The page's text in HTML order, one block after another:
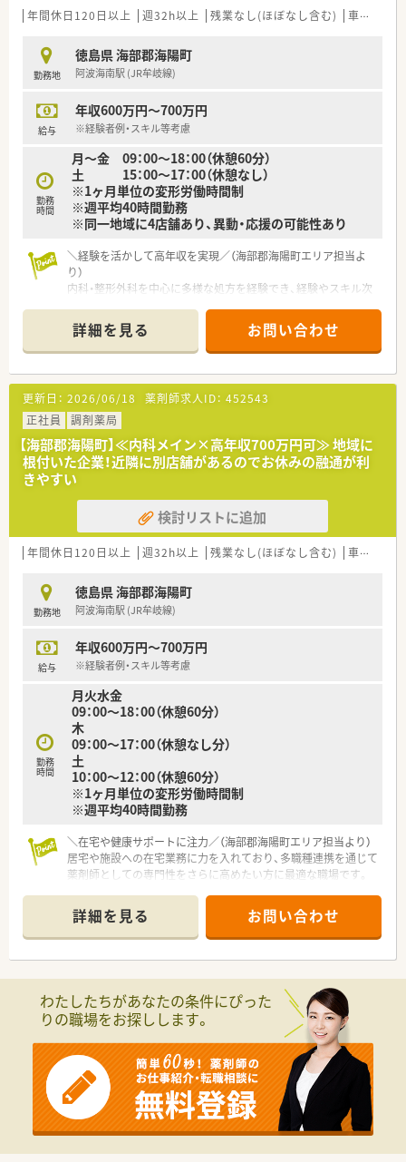
やスキルをしっかりと評価します。
予定が立てやすい環境です。
【こんな取り組みをしています】
し、最新の医療知識を共有しています。
■年に1回の学会参加を支援する研修制度を設けており、外部で
■保育料の補助制度や白衣の貸与など、従業員が働きやすい環境
を整えるための福利厚生が充実です。
年間休日120日以上 週32h以上 残業なし(ほぼなし含む) 車通勤可
勤務地
徳島県 海部郡海陽町
阿波海南駅 (JR牟岐線)
給与
年収600万円～700万円
※経験者例・スキル等考慮
勤務
時間
月～金 09：00～18：00（休憩60分）
土 15：00～17：00（休憩なし）
※1ヶ月単位の変形労働時間制
※週平均40時間勤務
※同一地域に4店舗あり、異動・応援の可能性あり
＼経験を活かして高年収を実現／（海部郡海陽町エリア担当よ
り）
内科・整形外科を中心に多様な処方を経験でき、経験やスキル次
＊------------------------------------------＊
【店舗情報と応需状況について】
■阿波海南駅から徒歩13分ほどの場所に位置し、内科や整形外
科の処方箋を1日平均40枚ほど応需しております。
■ドライブスルー対応やバリアフリー設計を採用し、患者様が安
全で快適にご利用いただける環境を整えております。
■施設や個人宅への在宅対応にも力を入れており、地域に根差し
た医療サービスを幅広く展開している調剤薬局です。
【法人特徴について】
■同エリア内に複数の系列店舗を展開しており、安定した経営基
盤を持ち地域に密着した運営を行っている法人です。
■従業員の働きやすさを重視しており、有給休暇の取得率が高く
離職率も低いため長く安心して勤務いただけます。
貢献に積極的に取り組んでいる地域密着型の企業です。
【職場環境と雰囲気】
ども取り揃えた明るく開放的な雰囲気の薬局です。
■散薬監査システムや自動分包機など最新の設備を多数導入し、
■近隣に系列店舗があり、急なお休みの際も相互に応援し合える
協力体制が整っているため安心して勤務できます。
【やりがい/おすすめポイント】
■ご入職後は現場での実務を通じた丁寧なOJT研修があるため、
新しい環境にもスムーズに慣れていただくことができます。
■地域のご高齢の患者様との関わりが多く、直接感謝の言葉をい
ただけることで薬剤師としての大きなやりがいを感じられま
■充実した福利厚生や整った人員体制のもと、離職率が低く定着
率の良い働きやすい職場で安心して長く勤務できます。
詳細を見る お問い合わせ
更新日： 2026/06/18 薬剤師求人ID： 452543
正社員
調剤薬局
【海部郡海陽町】≪内科メイン×高年収700万円可≫ 地域に
根付いた企業！近隣に別店舗があるのでお休みの融通が利
きやすい
検討リストに追加
年間休日120日以上 週32h以上 残業なし(ほぼなし含む) 車通勤可
勤務地
徳島県 海部郡海陽町
阿波海南駅 (JR牟岐線)
給与
年収600万円～700万円
※経験者例・スキル等考慮
勤務
時間
月火水金
09：00～18：00（休憩60分）
木
09：00～17：00（休憩なし分）
土
10：00～12：00（休憩60分）
※1ヶ月単位の変形労働時間制
※週平均40時間勤務
＼在宅や健康サポートに注力／（海部郡海陽町エリア担当より）
居宅や施設への在宅業務に力を入れており、多職種連携を通じて
薬剤師としての専門性をさらに高めたい方に最適な職場です。
【店舗情報と応需状況について】
■阿波海南駅から徒歩8分の立地にあり車通勤も可能で毎日の通
勤が非常に便利な調剤薬局の店舗です。
■地域の患者様のご自宅へ訪問する居宅の在宅業務にも積極的
に取り組んでおり地域医療に貢献します。
【法人特徴について】
■複数の関連会社とともにグループとして安定した運営を行っ
ており人員体制がしっかりと整っています。
■スタッフの働きやすさを重視しており離職率が低く長く安心
して働き続けることができる優良な法人です。
■在宅医療や健康サポート薬局としての活動など地域社会への
貢献に力を入れており信頼されています。
詳細を見る お問い合わせ
わたしたちがあなたの条件にぴった
りの職場をお探しします。